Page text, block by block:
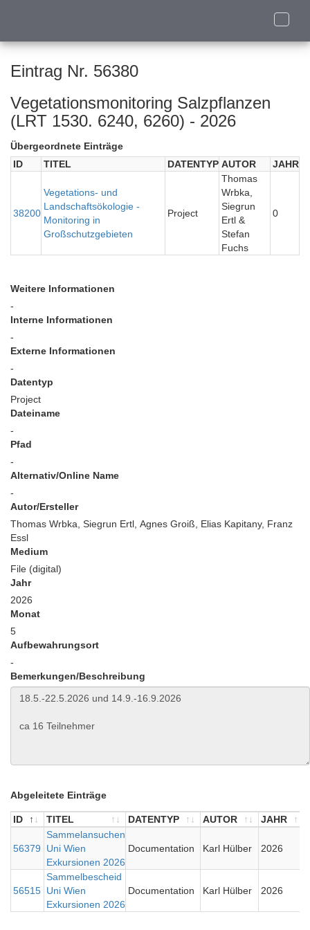
Toggle
Eintrag Nr. 56380
Vegetationsmonitoring Salzpflanzen
(LRT 1530. 6240, 6260) - 2026
Übergeordnete Einträge
ID
TITEL DATENTYP AUTOR JAHR
38200
Vegetations- und
Landschaftsökologie -
Monitoring in
Großschutzgebieten
Project
Thomas
Wrbka,
Siegrun
Ertl &
Stefan
Fuchs
0
Weitere Informationen
-
Interne Informationen
-
Externe Informationen
-
Datentyp
Project
Dateiname
-
Pfad
-
Alternativ/Online Name
-
Autor/Ersteller
Thomas Wrbka, Siegrun Ertl, Agnes Groiß, Elias Kapitany, Franz
Essl
Medium
File (digital)
Jahr
2026
Monat
5
Aufbewahrungsort
-
Bemerkungen/Beschreibung
Abgeleitete Einträge
ID TITEL DATENTYP AUTOR
JAHR
TITEL
56379
Sammelansuchen
Uni Wien
Exkursionen 2026
Documentation Karl Hülber 2026
56515
Sammelbescheid
Uni Wien
Exkursionen 2026
Documentation Karl Hülber 2026